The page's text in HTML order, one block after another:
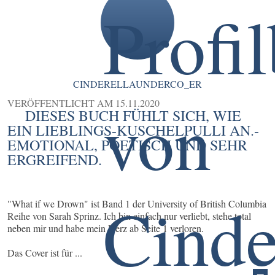
CINDERELLAUNDERCO_ER
VERÖFFENTLICHT AM 15.11.2020
DIESES BUCH FÜHLT SICH, WIE
EIN LIEBLINGS-KUSCHELPULLI AN.-
EMOTIONAL, POETISCH UND SEHR
ERGREIFEND.
"What if we Drown" ist Band 1 der University of British Columbia
Reihe von Sarah Sprinz. Ich bin einfach nur verliebt, stehe total
neben mir und habe mein Herz ab Seite 1 verloren.
Das Cover ist für ...